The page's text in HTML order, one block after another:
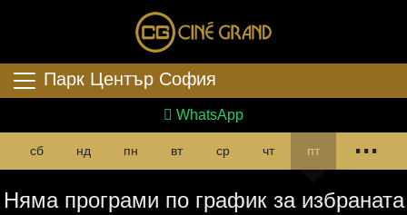
Парк Център София
WhatsApp
сб нд пн вт ср чт пт ...
Няма програми по график за избраната